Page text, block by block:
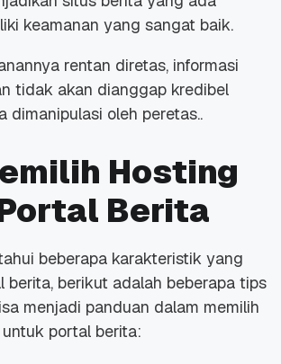
keamanan yang sangat baik.
rentan diretas, informasi
tidak akan dianggap kredibel
dimanipulasi oleh peretas..
Hosting
Berita
beberapa karakteristik yang
berita, berikut adalah beberapa tips
menjadi panduan dalam memilih
portal berita: